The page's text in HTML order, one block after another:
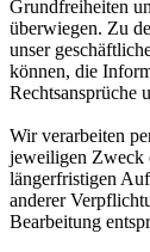
Grundfreiheiten
überwiegen. Zu
unser
können, die
Rechtsansprüche
Wir verarbeiten
jeweiligen Zweck
längerfristigen
anderer
Bearbeitung